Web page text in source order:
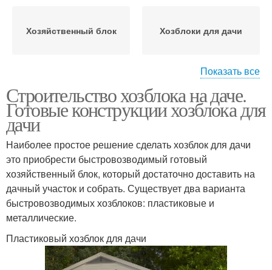
Хозяйственный блок Хозблоки для дачи
Сарай на даче
Показать все
Строительство хозблока на даче.
Готовые конструкции хозблока для
дачи
Наиболее простое решение сделать хозблок для дачи
это приобрести быстровозводимый готовый
хозяйственный блок, который достаточно доставить на
дачный участок и собрать. Существует два варианта
быстровозводимых хозблоков: пластиковые и
металлические.
Пластиковый хозблок для дачи